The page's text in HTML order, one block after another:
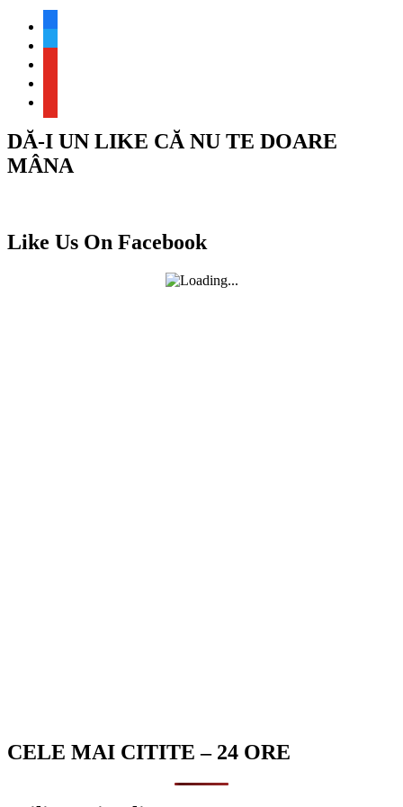
DĂ-I UN LIKE CĂ NU TE DOARE
MÂNA
Like Us On Facebook
CELE MAI CITITE – 24 ORE